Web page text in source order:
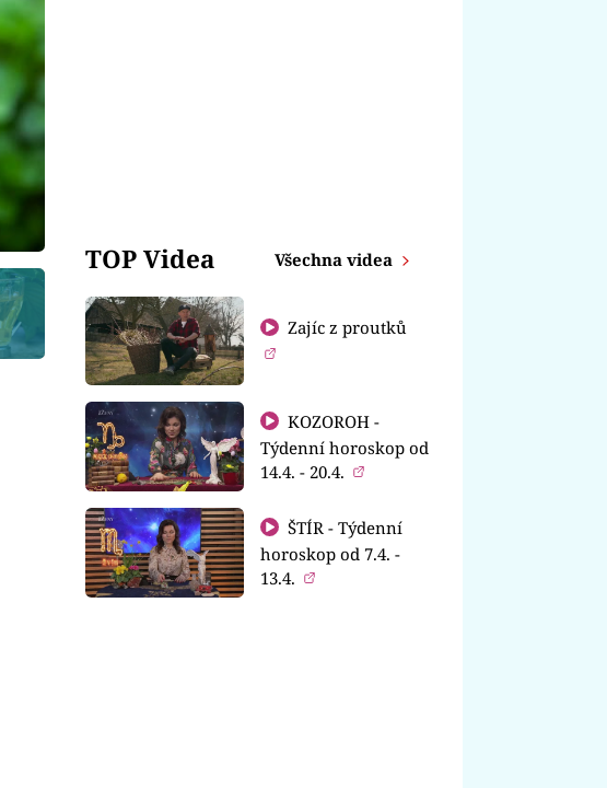
TOP Videa Všechna videa
Zajíc z proutků
KOZOROH -
Týdenní horoskop od
14.4. - 20.4.
ŠTÍR - Týdenní
horoskop od 7.4. -
13.4.